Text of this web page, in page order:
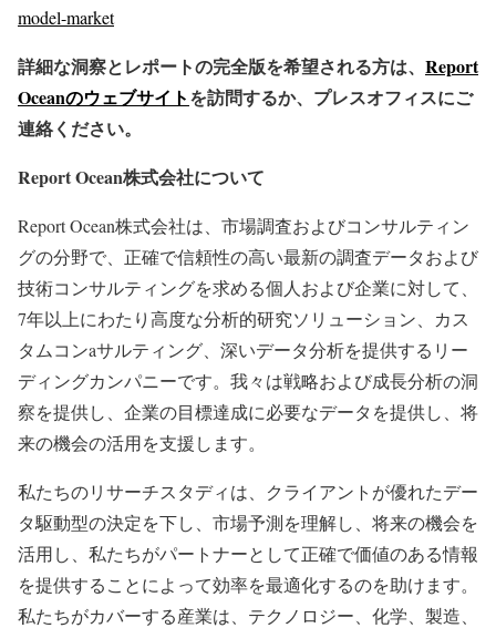
model-market
詳細な洞察とレポートの完全版を希望される方は、 Report
Oceanのウェブサイトを訪問するか、プレスオフィスにご
連絡ください。
Report Ocean株式会社について
Report Ocean株式会社は、市場調査およびコンサルティン
グの分野で、正確で信頼性の高い最新の調査データおよび
技術コンサルティングを求める個人および企業に対して、
7年以上にわたり高度な分析的研究ソリューション、カス
タムコンaサルティング、深いデータ分析を提供するリー
ディングカンパニーです。我々は戦略および成長分析の洞
察を提供し、企業の目標達成に必要なデータを提供し、将
来の機会の活用を支援します。
私たちのリサーチスタディは、クライアントが優れたデー
タ駆動型の決定を下し、市場予測を理解し、将来の機会を
活用し、私たちがパートナーとして正確で価値のある情報
を提供することによって効率を最適化するのを助けます。
私たちがカバーする産業は、テクノロジー、化学、製造、